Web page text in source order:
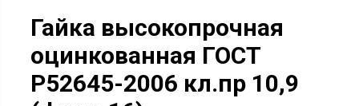
Гайка высокопрочная
оцинкованная ГОСТ
Р52645-2006 кл.пр 10,9